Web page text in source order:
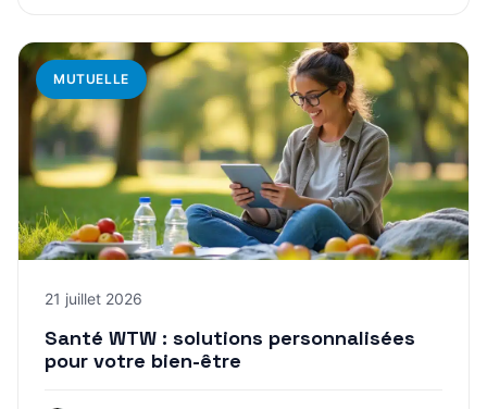
MUTUELLE
21 juillet 2026
Santé WTW : solutions personnalisées
pour votre bien-être